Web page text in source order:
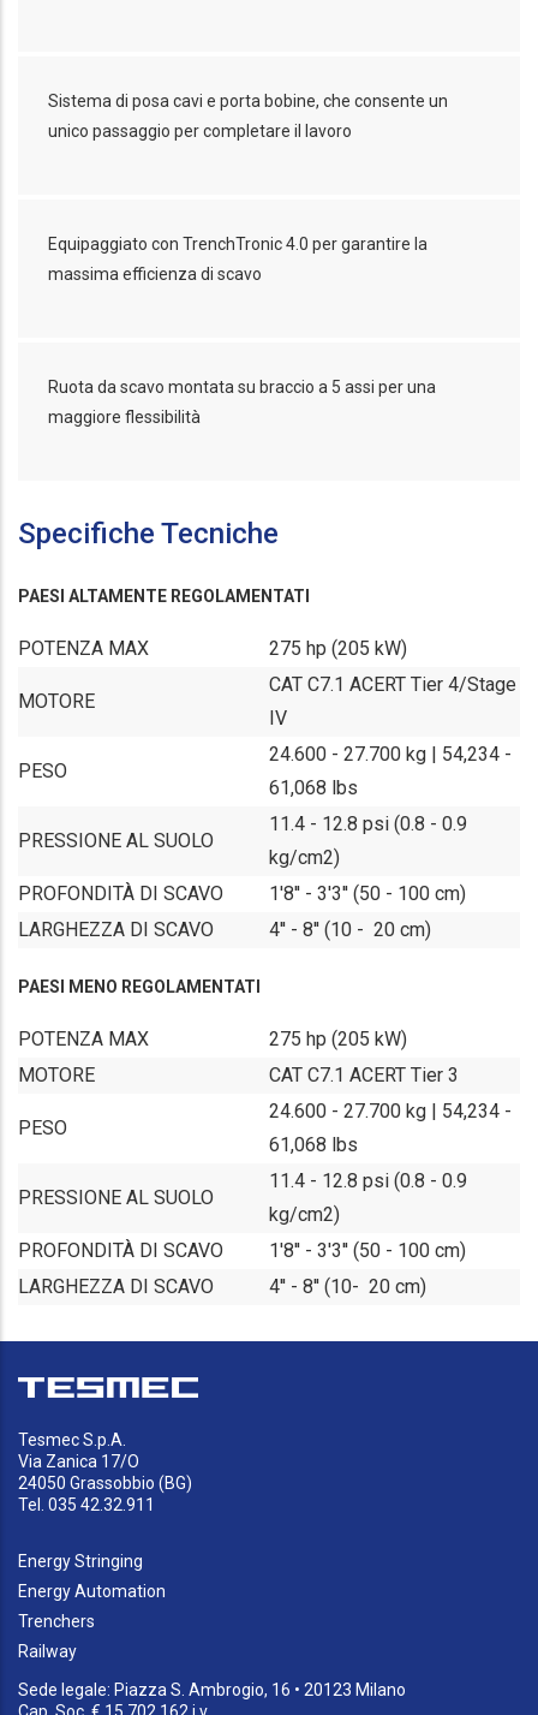
Sistema di posa cavi e porta bobine, che consente un
unico passaggio per completare il lavoro
Equipaggiato con TrenchTronic 4.0 per garantire la
massima efficienza di scavo
Ruota da scavo montata su braccio a 5 assi per una
maggiore flessibilità
Specifiche Tecniche
PAESI ALTAMENTE REGOLAMENTATI
POTENZA MAX 275 hp (205 kW)
MOTORE
CAT C7.1 ACERT Tier 4/Stage
IV
PESO
24.600 - 27.700 kg | 54,234 -
61,068 lbs
PRESSIONE AL SUOLO
11.4 - 12.8 psi (0.8 - 0.9
kg/cm2)
PROFONDITÀ DI SCAVO
1'8'' - 3'3'' (50 - 100 cm)
LARGHEZZA DI SCAVO
4'' - 8'' (10 - 20 cm)
PAESI MENO REGOLAMENTATI
POTENZA MAX
275 hp (205 kW)
MOTORE
CAT C7.1 ACERT Tier 3
PESO
24.600 - 27.700 kg | 54,234 -
61,068 lbs
PRESSIONE AL SUOLO
11.4 - 12.8 psi (0.8 - 0.9
kg/cm2)
PROFONDITÀ DI SCAVO
1'8'' - 3'3'' (50 - 100 cm)
LARGHEZZA DI SCAVO
4'' - 8'' (10- 20 cm)
Tesmec S.p.A.
Via Zanica 17/O
24050 Grassobbio (BG)
Tel. 035 42.32.911
Energy Stringing
Energy Automation
Trenchers
Railway
Sede legale: Piazza S. Ambrogio, 16 • 20123 Milano